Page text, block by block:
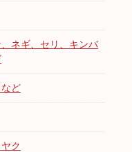
ネギ、セリ、キンバ
ど
ク